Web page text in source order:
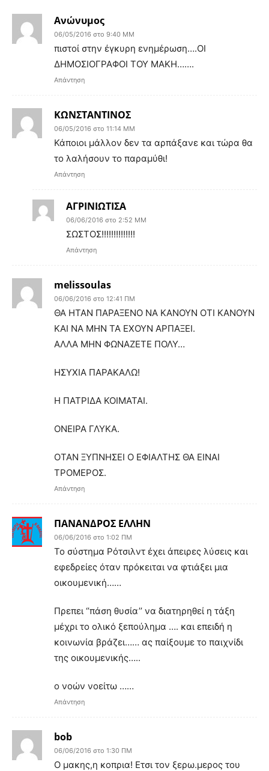
Ανώνυμος
06/05/2016 στο 9:40 ΜΜ
πιστοί στην έγκυρη ενημέρωση….ΟΙ
ΔΗΜΟΣΙΟΓΡΑΦΟΙ ΤΟΥ ΜΑΚΗ…….
Απάντηση
ΚΩΝΣΤΑΝΤΙΝΟΣ
06/05/2016 στο 11:14 ΜΜ
Κάποιοι μάλλον δεν τα αρπάξανε και τώρα θα
το λαλήσουν το παραμύθι!
Απάντηση
ΑΓΡΙΝΙΩΤΙΣΑ
06/06/2016 στο 2:52 ΜΜ
ΣΩΣΤΟΣ!!!!!!!!!!!!!!
Απάντηση
melissoulas
06/06/2016 στο 12:41 ΠΜ
ΘΑ ΗΤΑΝ ΠΑΡΑΞΕΝΟ ΝΑ ΚΑΝΟΥΝ ΟΤΙ ΚΑΝΟΥΝ
ΚΑΙ ΝΑ ΜΗΝ ΤΑ ΕΧΟΥΝ ΑΡΠΑΞΕΙ.
ΑΛΛΑ ΜΗΝ ΦΩΝΑΖΕΤΕ ΠΟΛΥ…
ΗΣΥΧΙΑ ΠΑΡΑΚΑΛΩ!
Η ΠΑΤΡΙΔΑ ΚΟΙΜΑΤΑΙ.
ΟΝΕΙΡΑ ΓΛΥΚΑ.
ΟΤΑΝ ΞΥΠΝΗΣΕΙ Ο ΕΦΙΑΛΤΗΣ ΘΑ ΕΙΝΑΙ
ΤΡΟΜΕΡΟΣ.
Απάντηση
ΠΑΝΑΝΔΡΟΣ ΕΛΛΗΝ
06/06/2016 στο 1:02 ΠΜ
Το σύστημα Ρότσιλντ έχει άπειρες λύσεις και
εφεδρείες όταν πρόκειται να φτιάξει μια
οικουμενική……
Πρεπει ‘’πάση θυσία’’ να διατηρηθεί η τάξη
μέχρι το ολικό ξεπούλημα …. και επειδή η
κοινωνία βράζει…… ας παίξουμε το παιχνίδι
της οικουμενικής…..
ο νοών νοείτω ……
Απάντηση
bob
06/06/2016 στο 1:30 ΠΜ
Ο μακης,η κοπρια! Ετσι τον ξερω.μερος του